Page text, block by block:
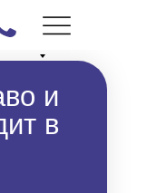
и
в